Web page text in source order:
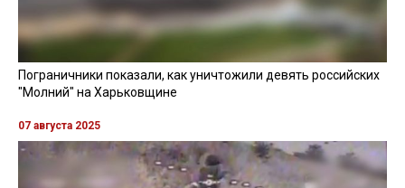
Пограничники показали, как уничтожили девять российских
"Молний" на Харьковщине
07 августа 2025